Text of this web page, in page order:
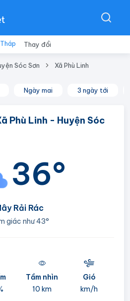
Thay đổi
Sóc Sơn Xã Phù Linh
Ngày mai 3 ngày tới
Phù Linh - Huyện Sóc
36°
Rải Rác
giác như43°
Tầm nhìn
10 km
Gió
km/h